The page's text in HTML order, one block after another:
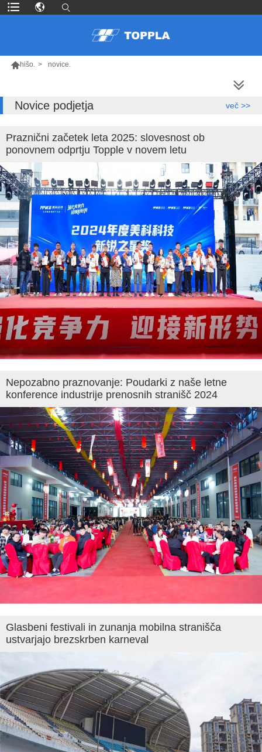
hišo. > novice.
Novice podjetja več >>
Praznični začetek leta 2025: slovesnost ob
ponovnem odprtju Topple v novem letu
Nepozabno praznovanje: Poudarki z naše letne
konference industrije prenosnih stranišč 2024
Glasbeni festivali in zunanja mobilna stranišča
ustvarjajo brezskrben karneval